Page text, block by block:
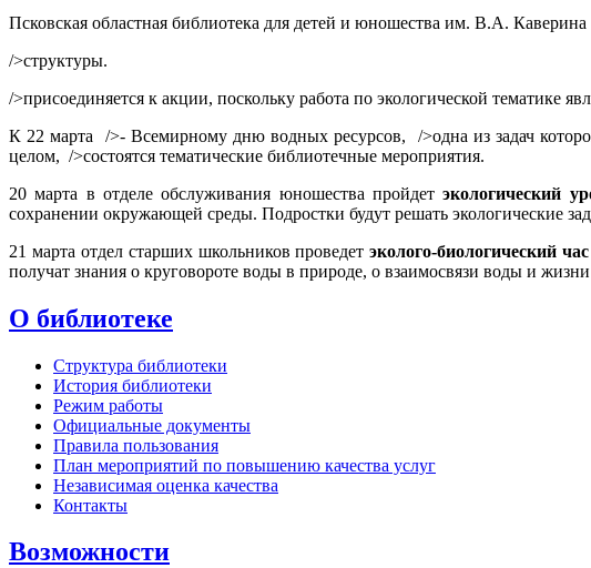
Псковская областная библиотека для детей и юношества им. В.А. Каверина
/>структуры.
/>присоединяется к акции, поскольку работа по экологической тематике
К 22 марта />- Всемирному дню водных ресурсов, />одна из задач
целом, />состоятся тематические библиотечные мероприятия.
20 марта в отделе обслуживания юношества пройдетэкологический
сохранении окружающей среды. Подростки будут решать экологические
21 марта отдел старших школьников проведетэколого-биологический
получат знания о круговороте воды в природе, о взаимосвязи воды и
О библиотеке
Структура библиотеки
История библиотеки
Режим работы
Официальные документы
Правила пользования
План мероприятий по повышению качества услуг
Независимая оценка качества
Контакты
Возможности